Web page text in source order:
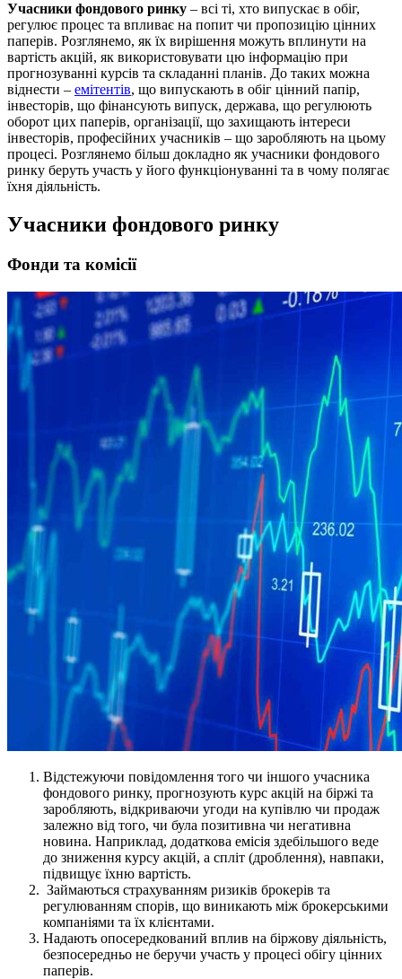
Учасники фондового ринку – всі ті, хто випускає в обіг,
регулює процес та впливає на попит чи пропозицію цінних
паперів. Розглянемо, як їх вирішення можуть вплинути на
вартість акцій, як використовувати цю інформацію при
прогнозуванні курсів та складанні планів. До таких можна
віднести – емітентів, що випускають в обіг цінний папір,
інвесторів, що фінансують випуск, держава, що регулюють
оборот цих паперів, організації, що захищають інтереси
інвесторів, професійних учасників – що заробляють на цьому
процесі. Розглянемо більш докладно як учасники фондового
ринку беруть участь у його функціонуванні та в чому полягає
їхня діяльність.
Учасники фондового ринку
Фонди та комісії
Відстежуючи повідомлення того чи іншого учасника
фондового ринку, прогнозують курс акцій на біржі та
заробляють, відкриваючи угоди на купівлю чи продаж
залежно від того, чи була позитивна чи негативна
новина. Наприклад, додаткова емісія здебільшого веде
до зниження курсу акцій, а спліт (дроблення), навпаки,
підвищує їхню вартість.
Займаються страхуванням ризиків брокерів та
регулюванням спорів, що виникають між брокерськими
компаніями та їх клієнтами.
Надають опосередкований вплив на біржову діяльність,
безпосередньо не беручи участь у процесі обігу цінних
паперів.